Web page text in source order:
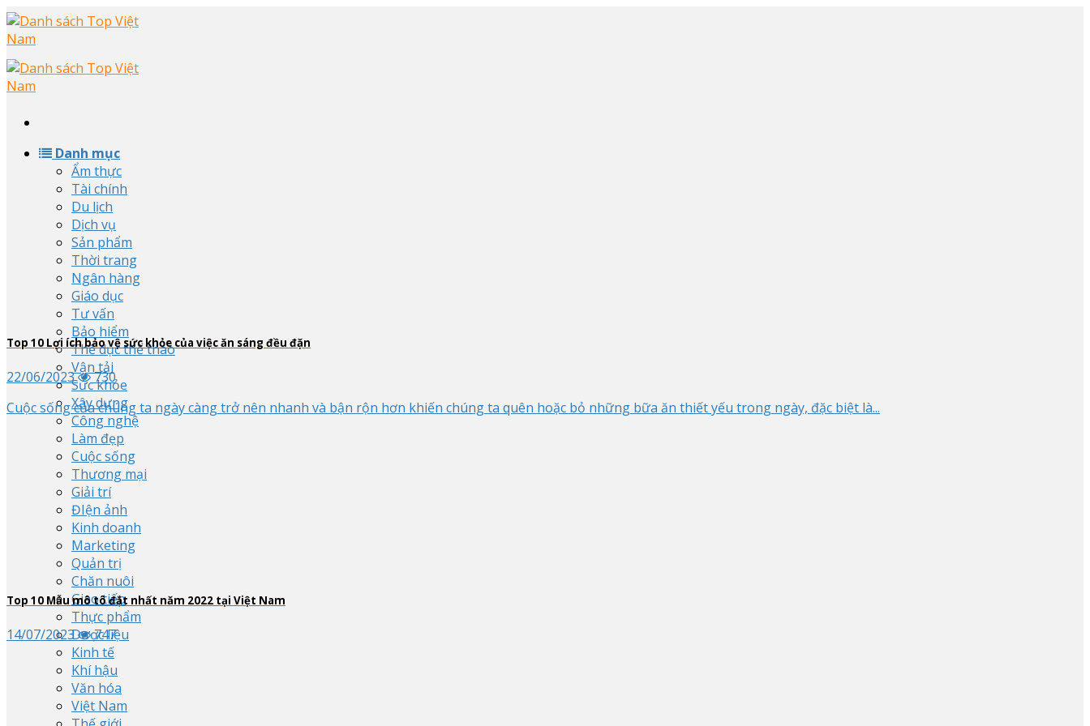
Skip
to
content
Danh mục
Ẩm thực
Tài chính
Du lịch
Dịch vụ
Sản phẩm
Thời trang
Ngân hàng
Giáo dục
Tư vấn
Bảo hiểm
Thể dục thể thao
Vận tải
Sức khỏe
Xây dựng
Công nghệ
Làm đẹp
Cuộc sống
Thương mại
Giải trí
ĐIện ảnh
Kinh doanh
Marketing
Quản trị
Chăn nuôi
Giao tiếp
Thực phẩm
Dược liệu
Kinh tế
Khí hậu
Văn hóa
Việt Nam
Top 10 Lợi ích bảo vệ sức khỏe của việc ăn sáng đều đặn
22/06/2023
730
Cuộc sống của chúng ta ngày càng trở nên nhanh và bận rộn hơn khiến chúng ta quên hoặc bỏ những bữa ăn thiết yếu trong ngày, đặc biệt là...
Top 10 Mẫu mô tô đắt nhất năm 2022 tại Việt Nam
14/07/2023 747